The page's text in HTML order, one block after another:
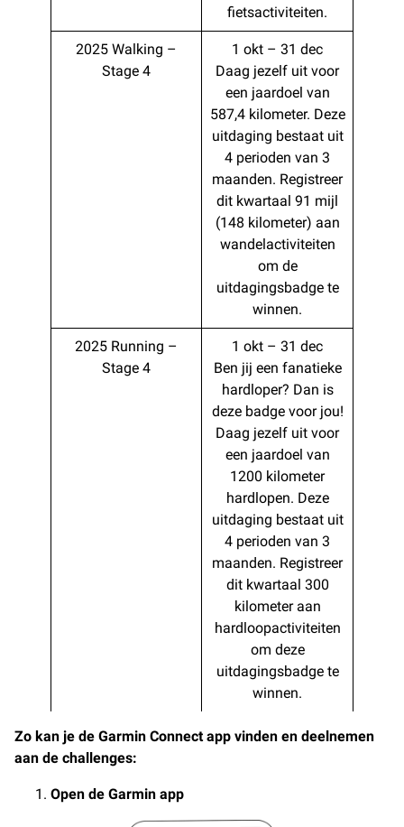
fietsactiviteiten.
2025 Walking –
Stage 4
1 okt – 31 dec
Daag jezelf uit voor
een jaardoel van
587,4 kilometer. Deze
uitdaging bestaat uit
4 perioden van 3
maanden. Registreer
dit kwartaal 91 mijl
(148 kilometer) aan
wandelactiviteiten
om de
uitdagingsbadge te
winnen.
2025 Running –
Stage 4
1 okt – 31 dec
Ben jij een fanatieke
hardloper? Dan is
deze badge voor jou!
Daag jezelf uit voor
een jaardoel van
1200 kilometer
hardlopen. Deze
uitdaging bestaat uit
4 perioden van 3
maanden. Registreer
dit kwartaal 300
kilometer aan
hardloopactiviteiten
om deze
uitdagingsbadge te
winnen.
Zo kan je de Garmin Connect app vinden en deelnemen
aan de challenges:
Open de Garmin app